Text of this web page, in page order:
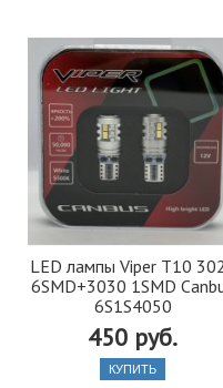
LED лампы Viper Т10
6SMD+3030 1SMD
6S1S4050
450 руб.
КУПИТЬ